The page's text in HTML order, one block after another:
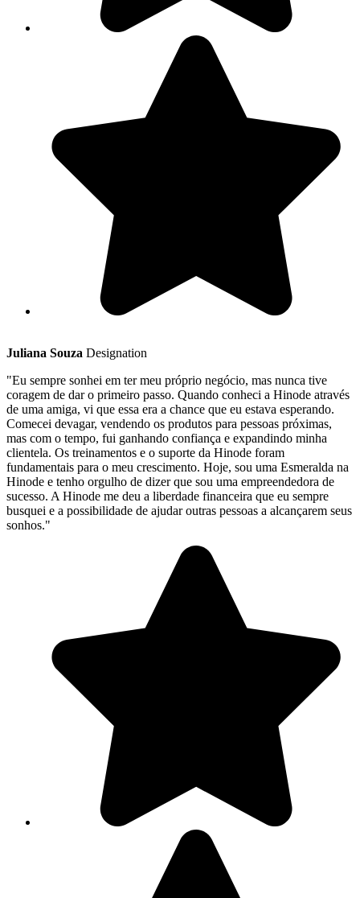
Juliana Souza Designation
"Eu sempre sonhei em ter meu próprio negócio, mas nunca tive
coragem de dar o primeiro passo. Quando conheci a Hinode através
de uma amiga, vi que essa era a chance que eu estava esperando.
Comecei devagar, vendendo os produtos para pessoas próximas,
mas com o tempo, fui ganhando confiança e expandindo minha
clientela. Os treinamentos e o suporte da Hinode foram
fundamentais para o meu crescimento. Hoje, sou uma Esmeralda na
Hinode e tenho orgulho de dizer que sou uma empreendedora de
sucesso. A Hinode me deu a liberdade financeira que eu sempre
busquei e a possibilidade de ajudar outras pessoas a alcançarem seus
sonhos."